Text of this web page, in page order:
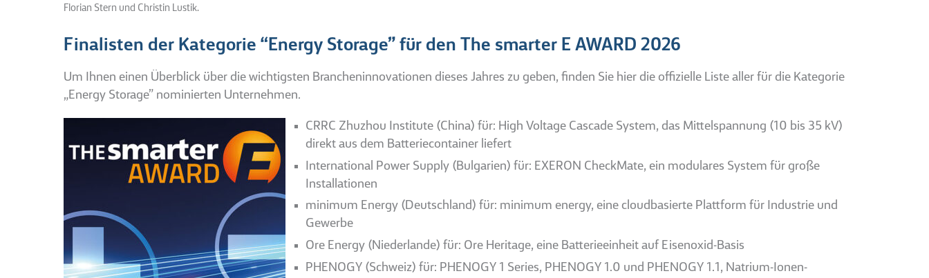
Florian Stern und Christin Lustik.
Finalisten der Kategorie “Energy Storage” für den The smarter E AWARD 2026
Um Ihnen einen Überblick über die wichtigsten Brancheninnovationen dieses Jahres zu geben, finden Sie hier die offizielle Liste aller für die Kategorie
„Energy Storage” nominierten Unternehmen.
CRRC Zhuzhou Institute (China) für: High Voltage Cascade System, das Mittelspannung (10 bis 35 kV)
direkt aus dem Batteriecontainer liefert
International Power Supply (Bulgarien) für: EXERON CheckMate, ein modulares System für große
Installationen
minimum Energy (Deutschland) für: minimum energy, eine cloudbasierte Plattform für Industrie und
Gewerbe
Ore Energy (Niederlande) für: Ore Heritage, eine Batterieeinheit auf Eisenoxid-Basis
PHENOGY (Schweiz) für: PHENOGY 1 Series, PHENOGY 1.0 und PHENOGY 1.1, Natrium-Ionen-